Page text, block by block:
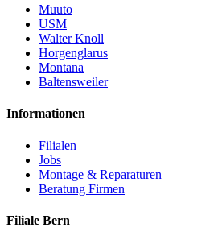
Muuto
USM
Walter Knoll
Horgenglarus
Montana
Baltensweiler
Informationen
Filialen
Jobs
Montage & Reparaturen
Beratung Firmen
Filiale Bern